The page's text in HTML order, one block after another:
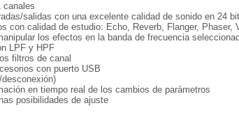
canales
salidas con una excelente calidad de sonido en 24
con calidad de estudio: Echo, Reverb, Flanger,
los efectos en la banda de frecuencia
LPF y HPF
filtros de canal
con puerto USB
en tiempo real de los cambios de parámetros
posibilidades de ajuste